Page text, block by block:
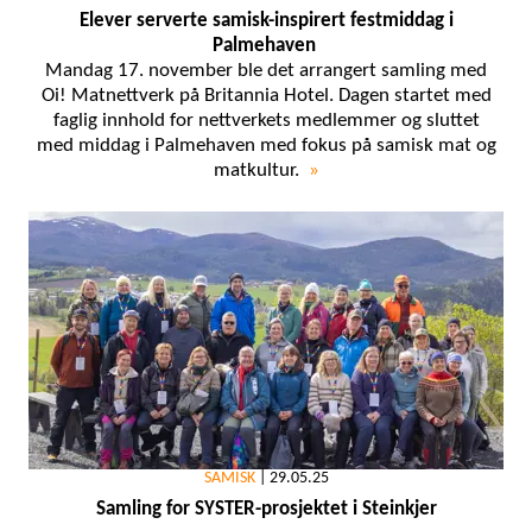
Elever serverte samisk-inspirert festmiddag i
Palmehaven
Mandag 17. november ble det arrangert samling med
Oi! Matnettverk på Britannia Hotel. Dagen startet med
faglig innhold for nettverkets medlemmer og sluttet
med middag i Palmehaven med fokus på samisk mat og
matkultur.
»
SAMISK| 29.05.25
Samling for SYSTER-prosjektet i Steinkjer